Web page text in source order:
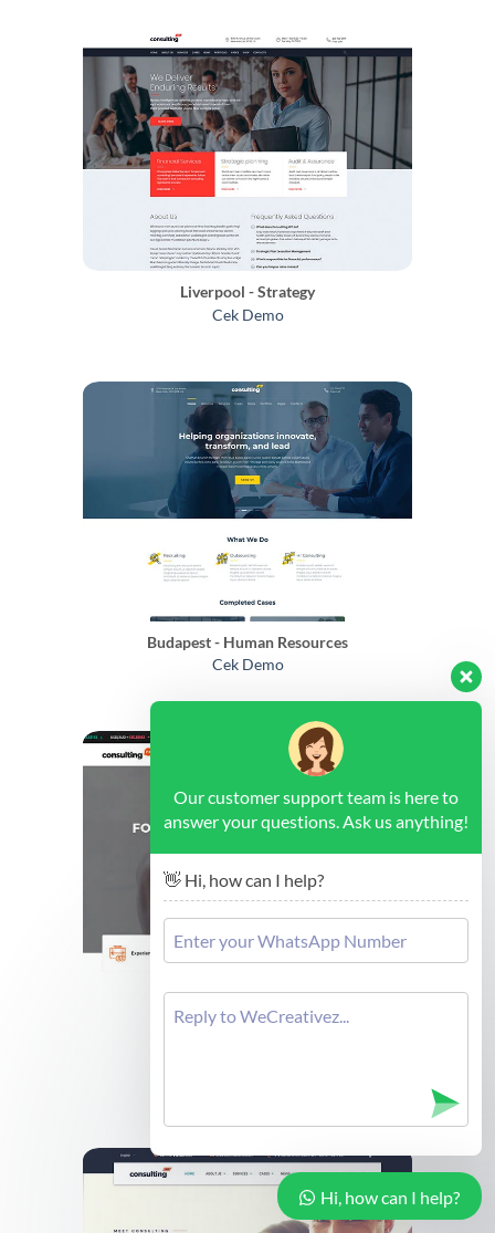
Liverpool - Strategy
Cek Demo
Budapest - Human Resources
Cek Demo
Brussels - Forex Consulting
Cek Demo
Our customer support team is here to
answer your questions. Ask us anything!
👋 Hi, how can I help?
Hi, how can I help?